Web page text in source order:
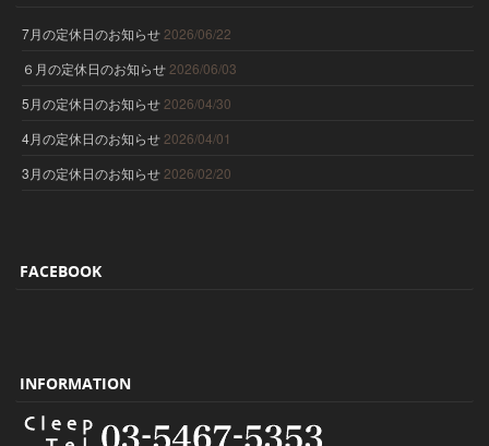
7月の定休日のお知らせ 2026/06/22
６月の定休日のお知らせ 2026/06/03
5月の定休日のお知らせ 2026/04/30
4月の定休日のお知らせ 2026/04/01
3月の定休日のお知らせ 2026/02/20
FACEBOOK
INFORMATION